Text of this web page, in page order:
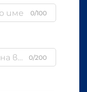
0/100
0/200